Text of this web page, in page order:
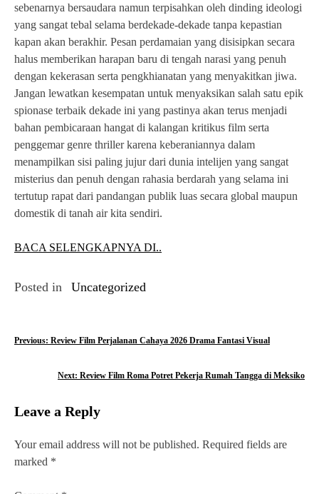
sebenarnya bersaudara namun terpisahkan oleh dinding ideologi
yang sangat tebal selama berdekade-dekade tanpa kepastian
kapan akan berakhir. Pesan perdamaian yang disisipkan secara
halus memberikan harapan baru di tengah narasi yang penuh
dengan kekerasan serta pengkhianatan yang menyakitkan jiwa.
Jangan lewatkan kesempatan untuk menyaksikan salah satu epik
spionase terbaik dekade ini yang pastinya akan terus menjadi
bahan pembicaraan hangat di kalangan kritikus film serta
penggemar genre thriller karena keberaniannya dalam
menampilkan sisi paling jujur dari dunia intelijen yang sangat
misterius dan penuh dengan rahasia berdarah yang selama ini
tertutup rapat dari pandangan publik luas secara global maupun
domestik di tanah air kita sendiri.
BACA SELENGKAPNYA DI..
Posted in Uncategorized
P
t
n
a
Previous: Review Film Perjalanan Cahaya 2026 Drama Fantasi Visual
Next: Review Film Roma Potret Pekerja Rumah Tangga di Meksiko
Leave a Reply
Your email address will not be published. Required fields are
marked *